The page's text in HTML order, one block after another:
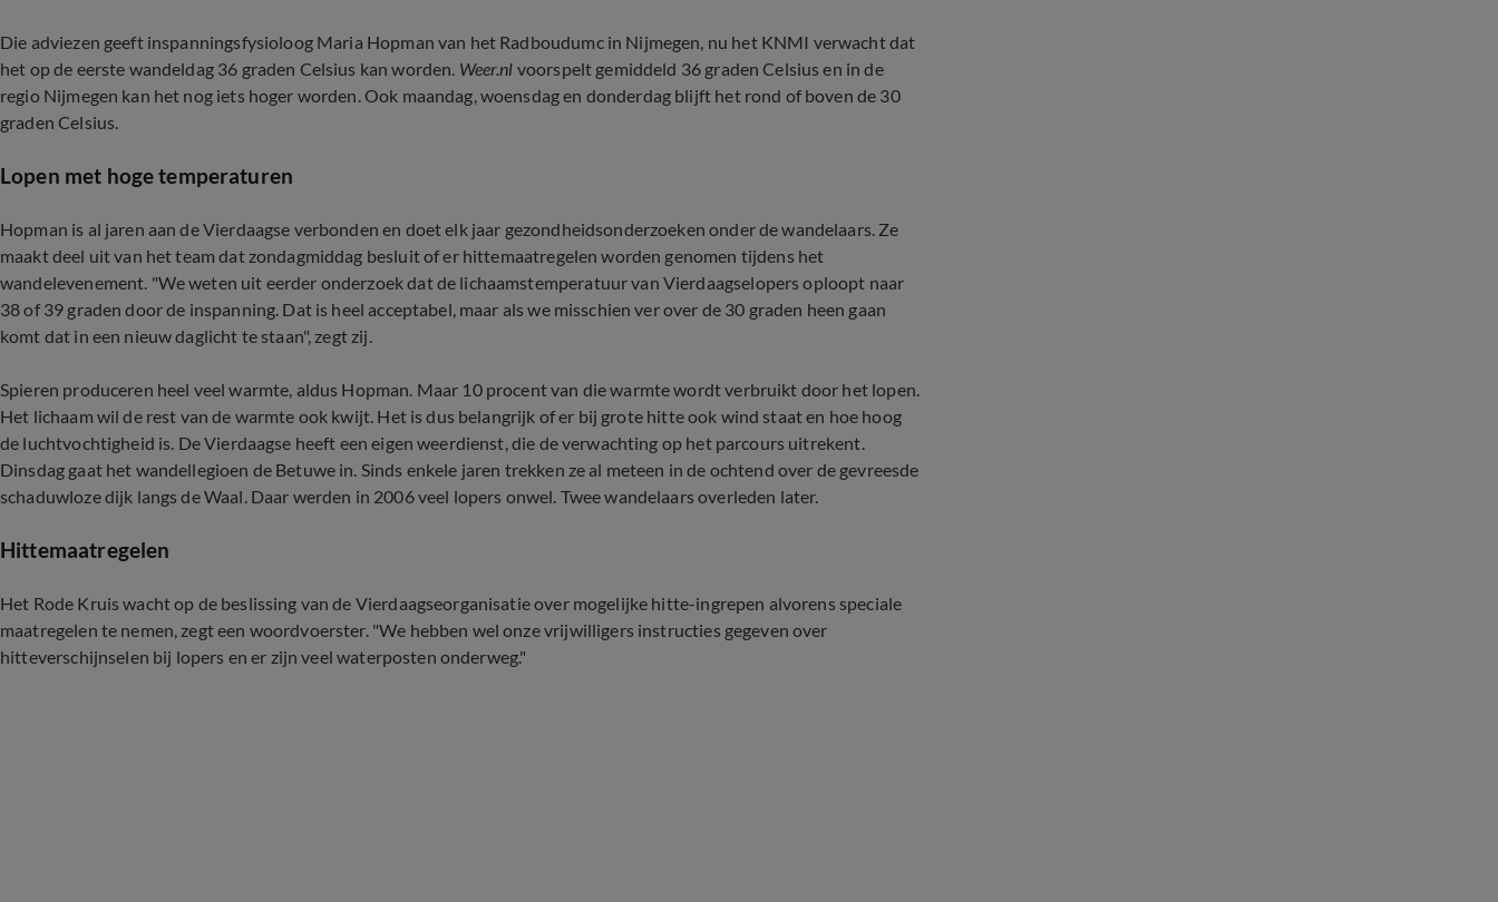
Die adviezen geeft inspanningsfysioloog Maria Hopman van het Radboudumc in Nijmegen, nu het KNMI verwacht dat
het op de eerste wandeldag 36 graden Celsius kan worden. Weer.nl voorspelt gemiddeld 36 graden Celsius en in de
regio Nijmegen kan het nog iets hoger worden. Ook maandag, woensdag en donderdag blijft het rond of boven de 30
graden Celsius.
Lopen met hoge temperaturen
Hopman is al jaren aan de Vierdaagse verbonden en doet elk jaar gezondheidsonderzoeken onder de wandelaars. Ze
maakt deel uit van het team dat zondagmiddag besluit of er hittemaatregelen worden genomen tijdens het
wandelevenement. "We weten uit eerder onderzoek dat de lichaamstemperatuur van Vierdaagselopers oploopt naar
38 of 39 graden door de inspanning. Dat is heel acceptabel, maar als we misschien ver over de 30 graden heen gaan
komt dat in een nieuw daglicht te staan", zegt zij.
Spieren produceren heel veel warmte, aldus Hopman. Maar 10 procent van die warmte wordt verbruikt door het lopen.
Het lichaam wil de rest van de warmte ook kwijt. Het is dus belangrijk of er bij grote hitte ook wind staat en hoe hoog
de luchtvochtigheid is. De Vierdaagse heeft een eigen weerdienst, die de verwachting op het parcours uitrekent.
Dinsdag gaat het wandellegioen de Betuwe in. Sinds enkele jaren trekken ze al meteen in de ochtend over de gevreesde
schaduwloze dijk langs de Waal. Daar werden in 2006 veel lopers onwel. Twee wandelaars overleden later.
Hittemaatregelen
Het Rode Kruis wacht op de beslissing van de Vierdaagseorganisatie over mogelijke hitte-ingrepen alvorens speciale
maatregelen te nemen, zegt een woordvoerster. "We hebben wel onze vrijwilligers instructies gegeven over
hitteverschijnselen bij lopers en er zijn veel waterposten onderweg."